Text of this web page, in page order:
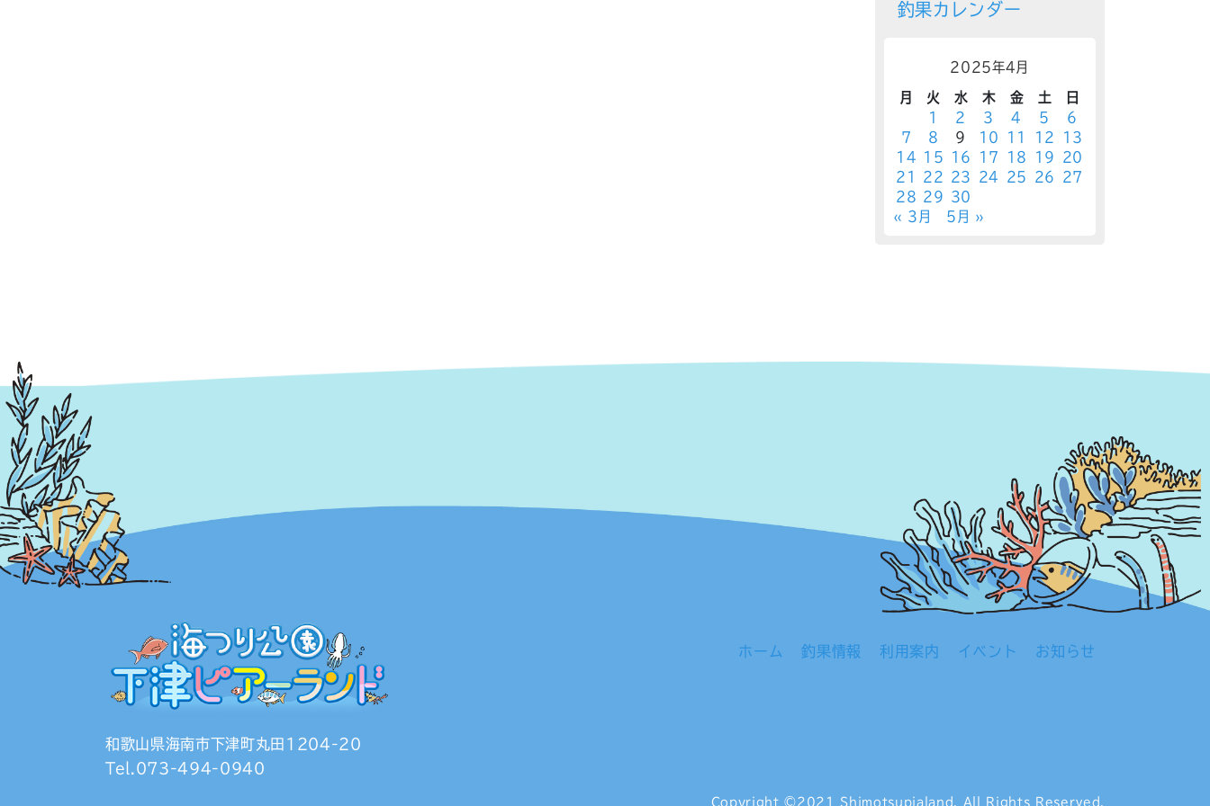
釣果カレンダー
2025年4月
月 火 水 木 金 土
日
1
2 3 4 5
6
7
8 9 10 11 12
13
14
15 16 17 18 19
20
21
22 23 24 25 26
27
28 29
30
« 3月
5月 »
和歌山県海南市下津町丸田1204-20
Tel.073-494-0940
ホーム 釣果情報 利用案内 イベント お知らせ
Copyright©2021 Shimotsupialand. All Rights Reserved.